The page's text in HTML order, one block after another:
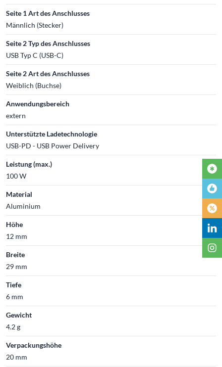
Seite 1 Art des Anschlusses
Männlich (Stecker)
Seite 2 Typ des Anschlusses
USB Typ C (USB-C)
Seite 2 Art des Anschlusses
Weiblich (Buchse)
Anwendungsbereich
extern
Unterstützte Ladetechnologie
USB-PD - USB Power Delivery
Leistung (max.)
100 W
Material
Aluminium
Höhe
12 mm
Breite
29 mm
Tiefe
6 mm
Gewicht
4.2 g
Verpackungshöhe
20 mm